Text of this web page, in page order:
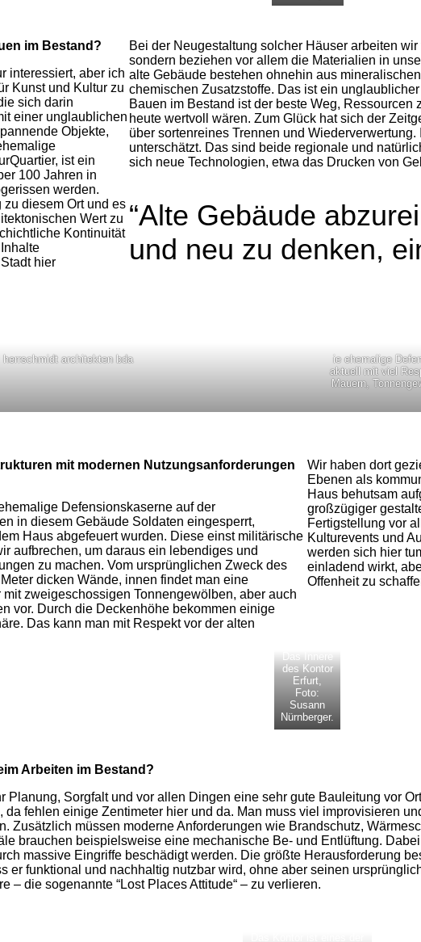
im Bestand?
interessiert, aber ich
Kunst und Kultur zu
sich darin
einer unglaublichen
Objekte,
ist ein
100 Jahren in
werden.
diesem Ort und es
Wert zu
Kontinuität
hier
Bei der Neugestaltung solcher Häuser arbeiten
sondern beziehen vor allem die Materialien in
alte Gebäude bestehen ohnehin aus
chemischen Zusatzstoffe. Das ist ein
Bauen im Bestand ist der beste Weg,
heute wertvoll wären. Zum Glück hat sich der
über sortenreines Trennen und
unterschätzt. Das sind beide regionale und
sich neue Technologien, etwa das Drucken von
“Alte Gebäude
und neu zu denken,
herrschmidt architekten bda
ie ehemalige
aktuell mit viel
Mauern,
mit modernen Nutzungsanforderungen
Defensionskaserne auf der
in diesem Gebäude Soldaten eingesperrt,
Haus abgefeuert wurden. Diese einst militärische
aufbrechen, um daraus ein lebendiges und
zu machen. Vom ursprünglichen Zweck des
dicken Wände, innen findet man eine
zweigeschossigen Tonnengewölben, aber auch
vor. Durch die Deckenhöhe bekommen einige
Das kann man mit Respekt vor der alten
Wir haben dort
Ebenen als
Haus behutsam
großzügiger
Fertigstellung vor
Kulturevents und
werden sich hier
einladend wirkt,
Offenheit zu
Das Innere
des Kontor
Erfurt,
Foto:
Susann
Nürnberger.
Arbeiten im Bestand?
Planung, Sorgfalt und vor allen Dingen eine sehr gute Bauleitung vor
fehlen einige Zentimeter hier und da. Man muss viel improvisieren
Zusätzlich müssen moderne Anforderungen wie Brandschutz,
brauchen beispielsweise eine mechanische Be- und Entlüftung.
massive Eingriffe beschädigt werden. Die größte Herausforderung
er funktional und nachhaltig nutzbar wird, ohne aber seinen
– die sogenannte “Lost Places Attitude“ – zu verlieren.